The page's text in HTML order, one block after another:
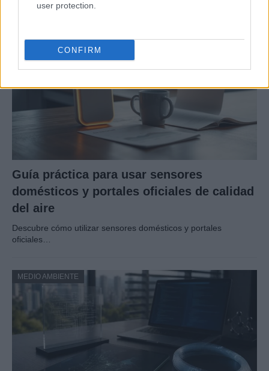
user protection.
CONFIRM
Guía práctica para usar sensores
domésticos y portales oficiales de calidad
del aire
Descubre cómo utilizar sensores domésticos y portales
oficiales…
MEDIO AMBIENTE